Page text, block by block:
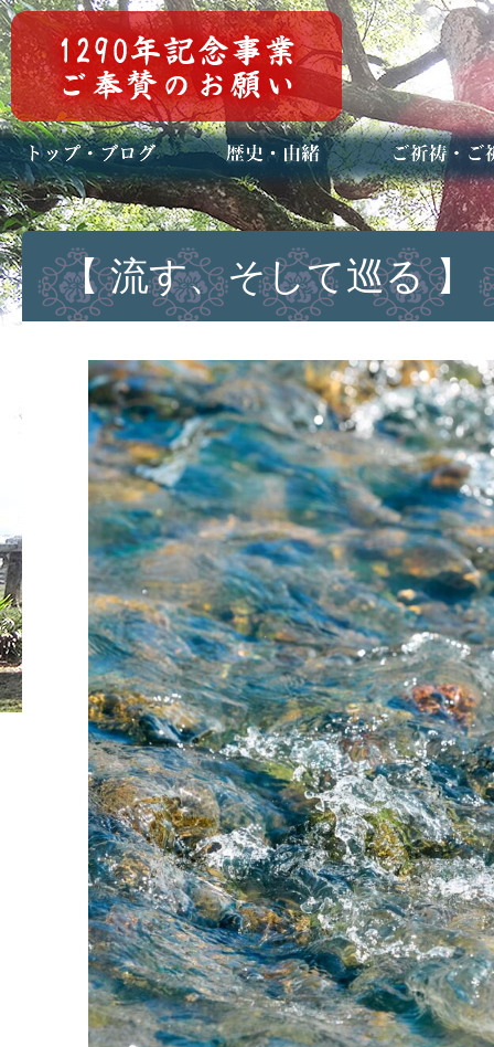
トップページ
ブログ(日々八百万)
お知らせ一覧 歴史・ご祭神
年中行事
メディア掲載 ご祈祷・ご祈
安産祈願
初宮参り
七五三詣
長寿のお祝い
神前結婚式
厄祓い・方位
車のお祓い
地鎮祭
神葬祭（神式
【 流す、そして巡る 】